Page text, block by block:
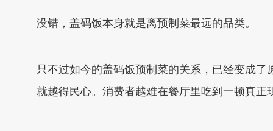
没错，盖码饭本身就是离预制菜最远的品类。
只不过如今的盖码饭预制菜的关系，已经变成
就越得民心。消费者越难在餐厅里吃到一顿真